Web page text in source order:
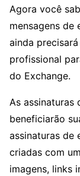
Agora você
mensagens
ainda
profissional
do Exchange.
As assinaturas
beneficiarão
assinaturas de
criadas com
imagens, links